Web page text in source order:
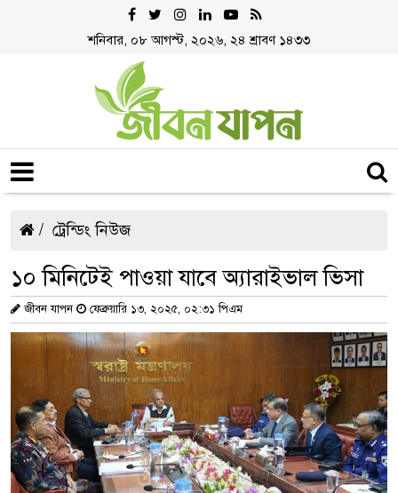
শনিবার, ০৮ আগস্ট, ২০২৬, ২৪ শ্রাবণ ১৪৩৩
ট্রেন্ডিং নিউজ
১০ মিনিটেই পাওয়া যাবে অ্যারাইভাল ভিসা
জীবন যাপন ফেব্রুয়ারি ১৩, ২০২৫, ০২:৩১ পিএম